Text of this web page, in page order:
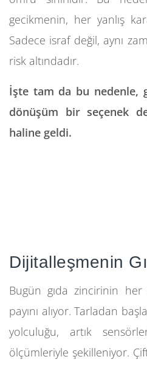
gecikmenin, her yanlış
Sadece israf değil, aynı
risk altındadır.
İşte tam da bu nedenle,
dönüşüm bir seçenek
haline geldi.
Dijitalleşmenin
Bugün gıda zincirinin her
payını alıyor. Tarladan
yolculuğu, artık
ölçümleriyle şekilleniyor.